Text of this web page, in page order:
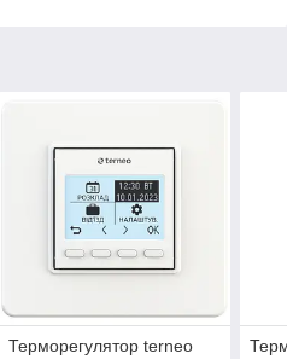
Терморегулятор terneo